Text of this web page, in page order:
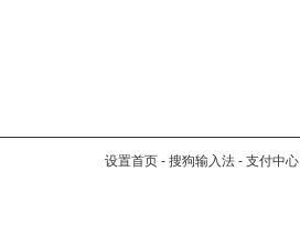
设置首页 - 搜狗输入法 - 支付中心